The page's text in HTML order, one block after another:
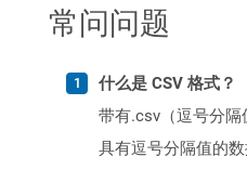
常问问题
什么是 CSV 格式？
带有.csv（逗号分
具有逗号分隔值的数